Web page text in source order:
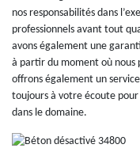
nos responsabilités dans
professionnels avant tout
avons également une
à partir du moment où nous
offrons également un
toujours à votre écoute
dans le domaine.